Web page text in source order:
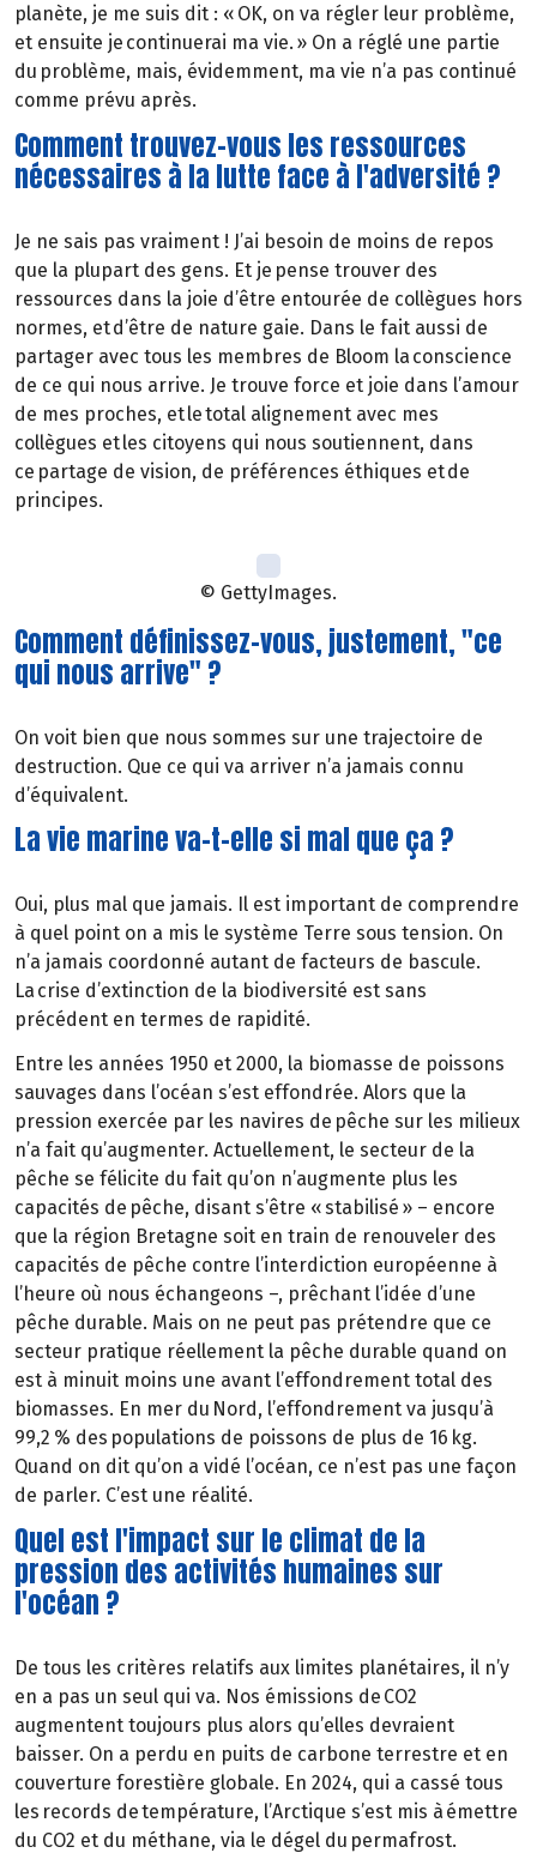
planète, je me suis dit : « OK, on va régler leur problème,
et ensuite je continuerai ma vie. » On a réglé une partie
du problème, mais, évidemment, ma vie n’a pas continué
comme prévu après.
Comment trouvez-vous les ressources
nécessaires à la lutte face à l'adversité ?
Je ne sais pas vraiment ! J’ai besoin de moins de repos
que la plupart des gens. Et je pense trouver des
ressources dans la joie d’être entourée de collègues hors
normes, et d’être de nature gaie. Dans le fait aussi de
partager avec tous les membres de Bloom la conscience
de ce qui nous arrive. Je trouve force et joie dans l’amour
de mes proches, et le total alignement avec mes
collègues et les citoyens qui nous soutiennent, dans
ce partage de vision, de préférences éthiques et de
principes.
© GettyImages.
Comment définissez-vous, justement, "ce
qui nous arrive" ?
On voit bien que nous sommes sur une trajectoire de
destruction. Que ce qui va arriver n’a jamais connu
d’équivalent.
La vie marine va-t-elle si mal que ça ?
Oui, plus mal que jamais. Il est important de comprendre
à quel point on a mis le système Terre sous tension. On
n’a jamais coordonné autant de facteurs de bascule.
La crise d’extinction de la biodiversité est sans
précédent en termes de rapidité.
Entre les années 1950 et 2000, la biomasse de poissons
sauvages dans l’océan s’est effondrée. Alors que la
pression exercée par les navires de pêche sur les milieux
n’a fait qu’augmenter. Actuellement, le secteur de la
pêche se félicite du fait qu’on n’augmente plus les
capacités de pêche, disant s’être « stabilisé » – encore
que la région Bretagne soit en train de renouveler des
capacités de pêche contre l’interdiction européenne à
l’heure où nous échangeons –, prêchant l’idée d’une
pêche durable. Mais on ne peut pas prétendre que ce
secteur pratique réellement la pêche durable quand on
est à minuit moins une avant l’effondrement total des
biomasses. En mer du Nord, l’effondrement va jusqu’à
99,2 % des populations de poissons de plus de 16 kg.
Quand on dit qu’on a vidé l’océan, ce n’est pas une façon
de parler. C’est une réalité.
Quel est l'impact sur le climat de la
pression des activités humaines sur
l'océan ?
De tous les critères relatifs aux limites planétaires, il n’y
en a pas un seul qui va. Nos émissions de CO2
augmentent toujours plus alors qu’elles devraient
baisser. On a perdu en puits de carbone terrestre et en
couverture forestière globale. En 2024, qui a cassé tous
les records de température, l’Arctique s’est mis à émettre
du CO2 et du méthane, via le dégel du permafrost.